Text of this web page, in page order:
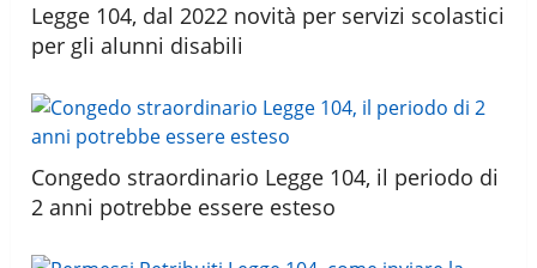
Legge 104, dal 2022 novità per servizi scolastici
per gli alunni disabili
Congedo straordinario Legge 104, il periodo di
2 anni potrebbe essere esteso